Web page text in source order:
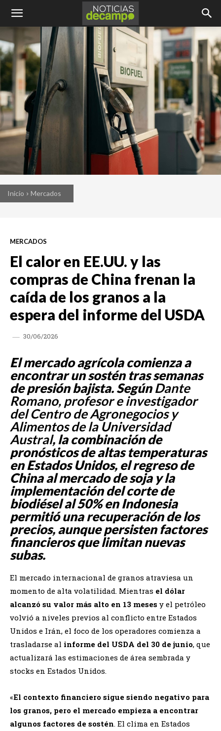
Inicio Mercados
MERCADOS
El calor en EE.UU. y las
compras de China frenan la
caída de los granos a la
espera del informe del USDA
30/06/2026
El mercado agrícola comienza a
encontrar un sostén tras semanas
de presión bajista. SegúnDante
Romano, profesor e investigador
del Centro de Agronegocios y
Alimentos de la Universidad
Austral, la combinación de
pronósticos de altas temperaturas
en Estados Unidos, el regreso de
China al mercado de soja y la
implementación del corte de
biodiésel al 50% en Indonesia
permitió una recuperación de los
precios, aunque persisten factores
financieros que limitan nuevas
subas.
El mercado internacional de granos atraviesa un
momento de alta volatilidad. Mientras el dólar
alcanzó su valor más alto en 13 meses y el petróleo
volvió a niveles previos al conflicto entre Estados
Unidos e Irán, el foco de los operadores comienza a
trasladarse al informe del USDA del 30 de junio, que
actualizará las estimaciones de área sembrada y
stocks en Estados Unidos.
«El contexto financiero sigue siendo negativo para
los granos, pero el mercado empieza a encontrar
algunos factores de sostén. El clima en Estados